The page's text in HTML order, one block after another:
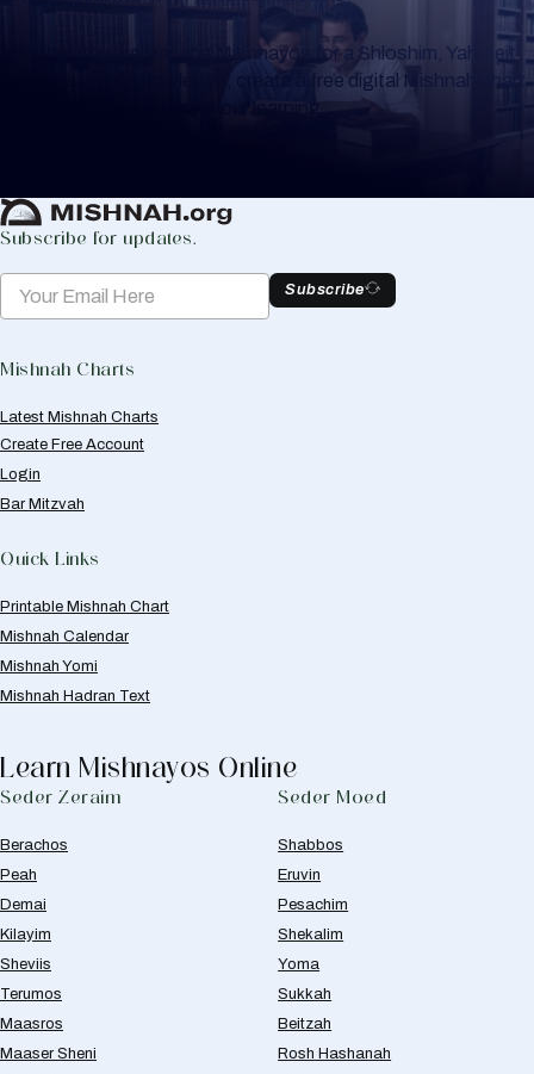
Whether you are learning Mishnayos for a Shloshim, Yahrzeit
or for your own knowledge, create a free digital Mishnah chart
to help you keep track of your learning.
Subscribe for updates.
Subscribe
Mishnah Charts
Latest Mishnah Charts
Create Free Account
Login
Bar Mitzvah
Quick Links
Printable Mishnah Chart
Mishnah Calendar
Mishnah Yomi
Mishnah Hadran Text
Learn Mishnayos Online
Seder Zeraim
Berachos
Peah
Demai
Kilayim
Sheviis
Terumos
Maasros
Maaser Sheni
Seder Moed
Shabbos
Eruvin
Pesachim
Shekalim
Yoma
Sukkah
Beitzah
Rosh Hashanah